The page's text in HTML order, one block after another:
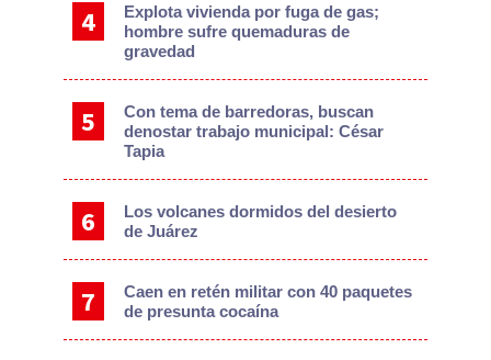
Explota vivienda por fuga de gas;
hombre sufre quemaduras de
gravedad
Con tema de barredoras, buscan
denostar trabajo municipal: César
Tapia
Los volcanes dormidos del desierto
de Juárez
Caen en retén militar con 40 paquetes
de presunta cocaína